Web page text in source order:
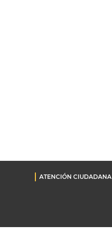
ATENCIÓN CIUDADANA